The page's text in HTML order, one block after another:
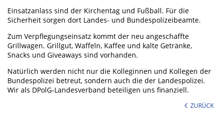
Einsatzanlass sind der Kirchentag und Fußball. Für die
Sicherheit sorgen dort Landes- und Bundespolizeibeamte.
Zum Verpflegungseinsatz kommt der neu angeschaffte
Grillwagen. Grillgut, Waffeln, Kaffee und kalte Getränke,
Snacks und Giveaways sind vorhanden.
Natürlich werden nicht nur die Kolleginnen und Kollegen der
Bundespolizei betreut, sondern auch die der Landespolizei.
Wir als DPolG-Landesverband beteiligen uns finanziell.
ZURÜCK